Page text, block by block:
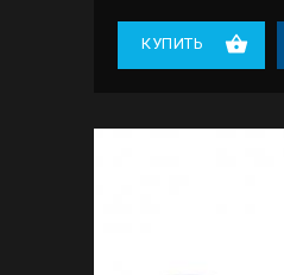
КУПИТЬ